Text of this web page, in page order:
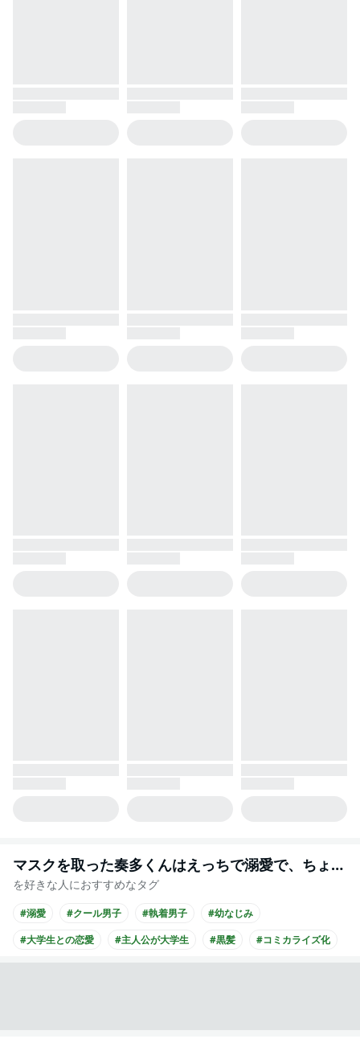
マスクを取った奏多くんはえっちで溺愛で、ちょっと黒い。
を好きな人におすすめなタグ
#溺愛 #クール男子 #執着男子
#幼なじみ
#大学生との恋愛
#主人公が大学生 #黒髪 #コミカライズ化